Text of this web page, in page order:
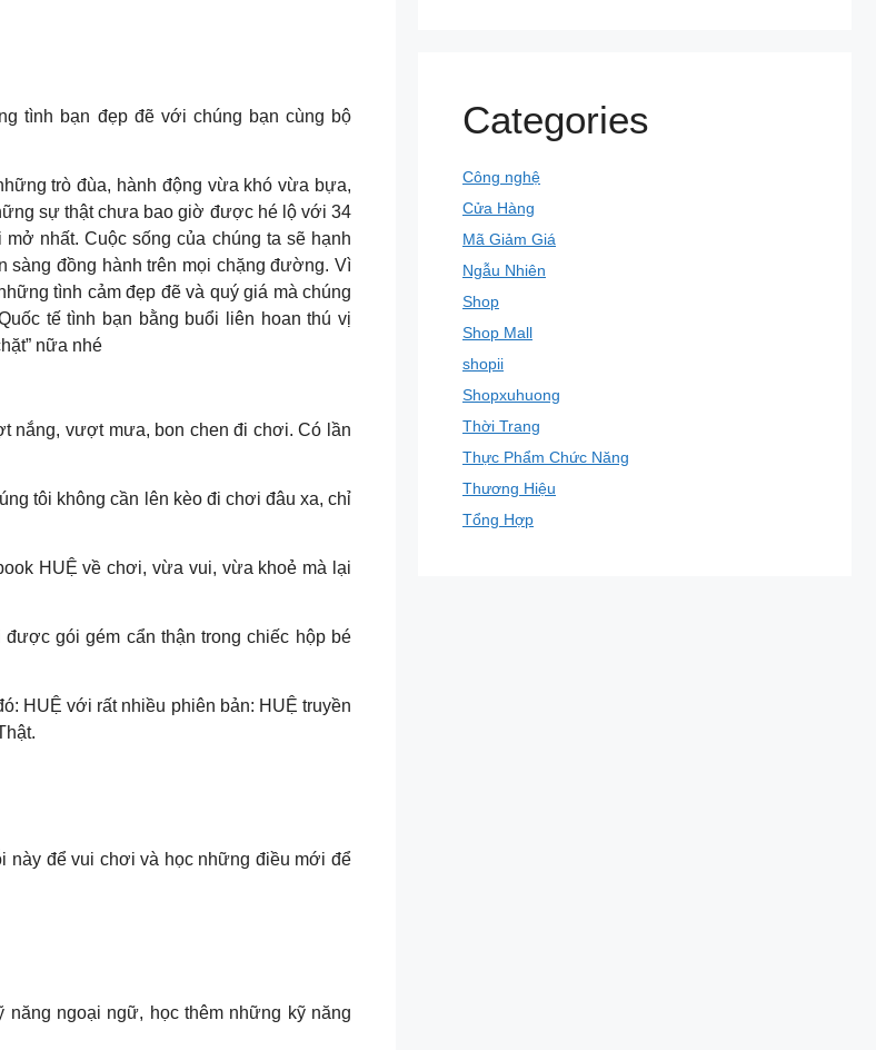
tình bạn đẹp đẽ với chúng bạn cùng bộ
trò đùa, hành động vừa khó vừa bựa,
sự thật chưa bao giờ được hé lộ với 34
nhất. Cuộc sống của chúng ta sẽ hạnh
đồng hành trên mọi chặng đường. Vì
tình cảm đẹp đẽ và quý giá mà chúng
tế tình bạn bằng buổi liên hoan thú vị
nữa nhé
nắng, vượt mưa, bon chen đi chơi. Có lần
tôi không cần lên kèo đi chơi đâu xa, chỉ
HUỆ về chơi, vừa vui, vừa khoẻ mà lại
gói gém cẩn thận trong chiếc hộp bé
HUỆ với rất nhiều phiên bản: HUỆ truyền
này để vui chơi và học những điều mới để
ngoại ngữ, học thêm những kỹ năng
Categories
Công nghệ
Cửa Hàng
Mã Giảm Giá
Ngẫu Nhiên
Shop
Shop Mall
shopii
Shopxuhuong
Thời Trang
Thực Phẩm Chức Năng
Thương Hiệu
Tổng Hợp